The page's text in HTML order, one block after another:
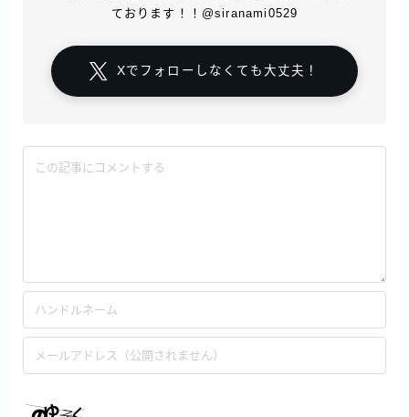
ております！！@siranami0529
Xでフォローしなくても大丈夫！